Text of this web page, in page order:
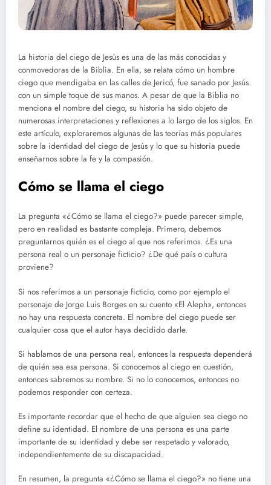
La historia del ciego de Jesús es una de las más conocidas y
conmovedoras de la Biblia. En ella, se relata cómo un hombre
ciego que mendigaba en las calles de Jericó, fue sanado por Jesús
con un simple toque de sus manos. A pesar de que la Biblia no
menciona el nombre del ciego, su historia ha sido objeto de
numerosas interpretaciones y reflexiones a lo largo de los siglos. En
este artículo, exploraremos algunas de las teorías más populares
sobre la identidad del ciego de Jesús y lo que su historia puede
enseñarnos sobre la fe y la compasión.
Cómo se llama el ciego
La pregunta «¿Cómo se llama el ciego?» puede parecer simple,
pero en realidad es bastante compleja. Primero, debemos
preguntarnos quién es el ciego al que nos referimos. ¿Es una
persona real o un personaje ficticio? ¿De qué país o cultura
proviene?
Si nos referimos a un personaje ficticio, como por ejemplo el
personaje de Jorge Luis Borges en su cuento «El Aleph», entonces
no hay una respuesta concreta. El nombre del ciego puede ser
cualquier cosa que el autor haya decidido darle.
Si hablamos de una persona real, entonces la respuesta dependerá
de quién sea esa persona. Si conocemos al ciego en cuestión,
entonces sabremos su nombre. Si no lo conocemos, entonces no
podemos responder con certeza.
Es importante recordar que el hecho de que alguien sea ciego no
define su identidad. El nombre de una persona es una parte
importante de su identidad y debe ser respetado y valorado,
independientemente de su discapacidad.
En resumen, la pregunta «¿Cómo se llama el ciego?» no tiene una